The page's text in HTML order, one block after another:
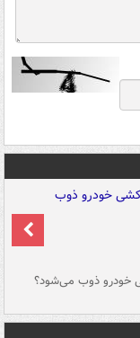
خودرو ذوب می‌شود؟